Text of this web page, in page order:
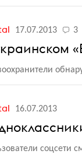
17.07.2013 3
16.07.2013
соцсети